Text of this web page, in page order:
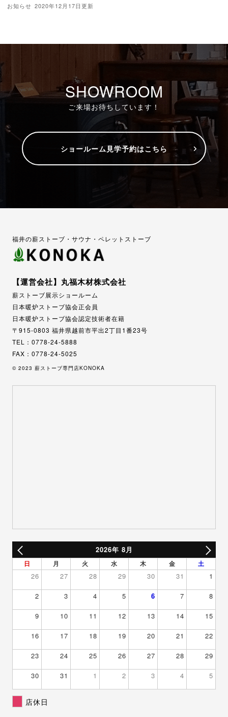
お知らせ 2020年12月17日更新
SHOWROOM
ご来場お待ちしています！
ショールーム見学予約はこちら
福井の薪ストーブ・サウナ・ペレットストーブ
【運営会社】丸福木材株式会社
薪ストーブ展示ショールーム
日本暖炉ストーブ協会正会員
日本暖炉ストーブ協会認定技術者在籍
〒915-0803 福井県越前市平出2丁目1番23号
TEL：0778-24-5888
FAX：0778-24-5025
© 2023 薪ストーブ専門店KONOKA
2026年 8月
日 月 火 水 木 金 土
26 27 28 29 30 31 1
2 3 4 5 6 7 8
9 10 11 12 13 14 15
16 17 18 19 20 21 22
23 24 25 26 27 28 29
30 31 1 2 3 4 5
店休日